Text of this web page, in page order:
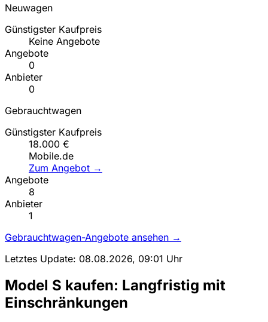
Neuwagen
Günstigster Kaufpreis
Keine Angebote
Angebote
0
Anbieter
0
Gebrauchtwagen
Günstigster Kaufpreis
18.000 €
Mobile.de
Zum Angebot →
Angebote
8
Anbieter
1
Gebrauchtwagen-Angebote ansehen →
Letztes Update: 08.08.2026, 09:01 Uhr
Model S kaufen: Langfristig mit
Einschränkungen